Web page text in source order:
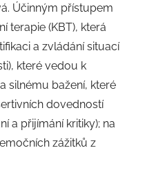
Účinným přístupem
terapie (KBT), která
a zvládání situací
které vedou k
silnému bažení, které
dovedností
a přijímání kritiky); na
zážitků z